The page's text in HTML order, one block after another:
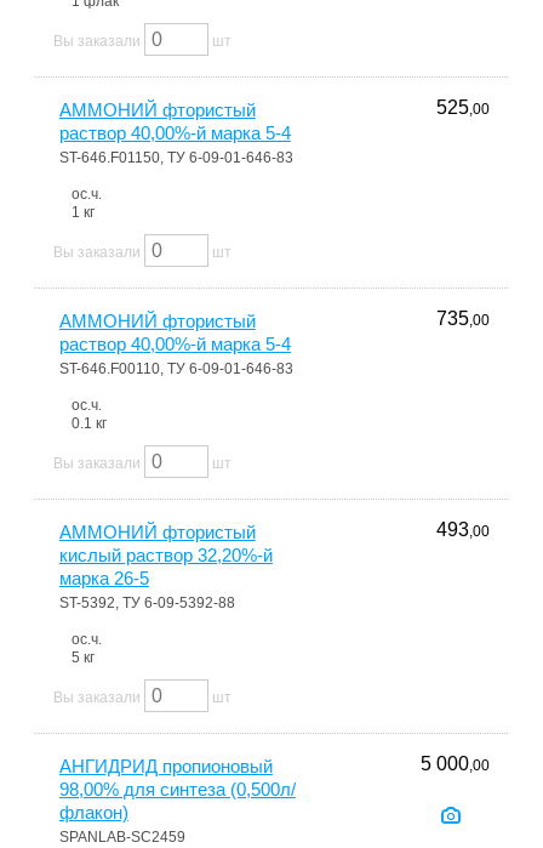
Вы заказали шт
АММОНИЙ фтористый
раствор 40,00%-й марка 5-4
ST-646.F01150, ТУ 6-09-01-646-83
ос.ч.
1 кг
525,00
Вы заказали шт
АММОНИЙ фтористый
раствор 40,00%-й марка 5-4
ST-646.F00110, ТУ 6-09-01-646-83
ос.ч.
0.1 кг
735,00
Вы заказали шт
АММОНИЙ фтористый
кислый раствор 32,20%-й
марка 26-5
ST-5392, ТУ 6-09-5392-88
ос.ч.
5 кг
493,00
Вы заказали шт
АНГИДРИД пропионовый
98,00% для синтеза (0,500л/
флакон)
SPANLAB-SC2459
5 000,00